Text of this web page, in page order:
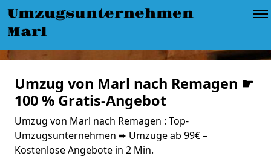
Umzugsunternehmen
Marl
Umzug von Marl nach Remagen ☛
100 % Gratis-Angebot
Umzug von Marl nach Remagen : Top-
Umzugsunternehmen ➨ Umzüge ab 99€ –
Kostenlose Angebote in 2 Min.